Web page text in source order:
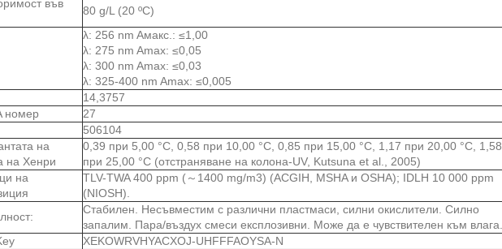
във
80 g/L (20 ºC)
λ: 256 nm Aмакс.: ≤1,00
λ: 275 nm Amax: ≤0,05
λ: 300 nm Amax: ≤0,03
λ: 325-400 nm Amax: ≤0,005
14,3757
номер
27
506104
на
на Хенри
0,39 при 5,00 °C, 0,58 при 10,00 °C, 0,85 при 15,00 °C, 1,17 при 20,00 °C, 1,58
при 25,00 °C (отстраняване на колона-UV, Kutsuna et al., 2005)
на
TLV-TWA 400 ppm (～1400 mg/m3) (ACGIH, MSHA и OSHA); IDLH 10 000 ppm
(NIOSH).
Стабилен. Несъвместим с различни пластмаси, силни окислители. Силно
запалим. Пара/въздух смеси експлозивни. Може да е чувствителен към влага.
XEKOWRVHYACXOJ-UHFFFAOYSA-N